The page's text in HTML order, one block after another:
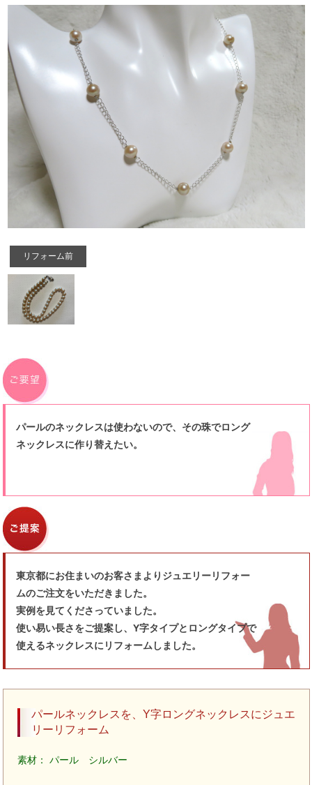
リフォーム前
パールのネックレスは使わないので、その珠でロング
ネックレスに作り替えたい。
東京都にお住まいのお客さまよりジュエリーリフォー
ムのご注文をいただきました。
実例を見てくださっていました。
使い易い長さをご提案し、Y字タイプとロングタイプで
使えるネックレスにリフォームしました。
パールネックレスを、Y字ロングネックレスにジュエ
リーリフォーム
素材： パール シルバー